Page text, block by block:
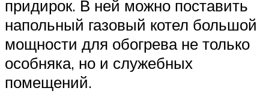
придирок. В ней можно поставить
напольный газовый котел большой
мощности для обогрева не только
особняка, но и служебных
помещений.